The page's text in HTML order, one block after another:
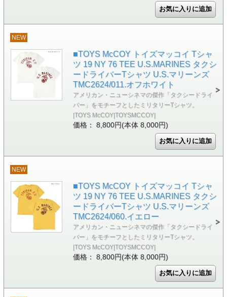
NEW
■TOYS McCOY トイズマッコイ Tシャ
ツ 19 NY 76 TEE U.S.MARINES タクシ
ードライバーTシャツ U.S.マリーンズ
TMC2624/011.オフホワイト
アメリカン・ニューシネマの傑作「タクシードライ
バー」をモチーフとしたミリタリーTシャツ。
|TOYS McCOY|TOYSMCCOY|
価格： 8,800円(本体 8,000円)
NEW
■TOYS McCOY トイズマッコイ Tシャ
ツ 19 NY 76 TEE U.S.MARINES タクシ
ードライバーTシャツ U.S.マリーンズ
TMC2624/060.イエロー
アメリカン・ニューシネマの傑作「タクシードライ
バー」をモチーフとしたミリタリーTシャツ。
|TOYS McCOY|TOYSMCCOY|
価格： 8,800円(本体 8,000円)